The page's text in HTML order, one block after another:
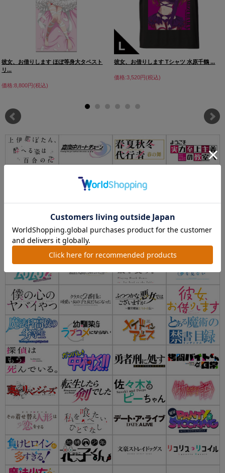
彼女、お借りします ほぼ等身大タペスト
リ...
価格:8,800円(税込)
彼女、お借りします Tシャツ 水原千鶴 ...
価格:3,520円(税込)